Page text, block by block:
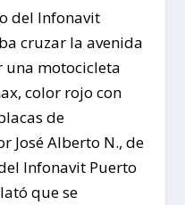
del Infonavit
cruzar la avenida
motocicleta
color rojo con
de
José Alberto N., de
Infonavit Puerto
que se